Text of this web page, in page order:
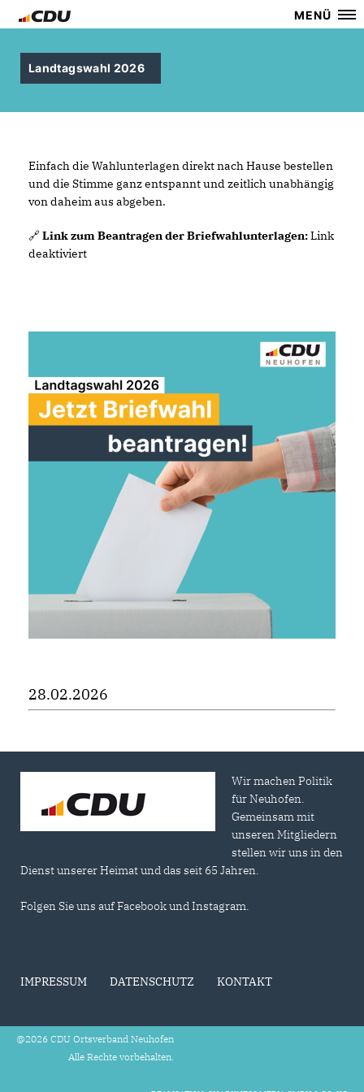
MENÜ
Landtagswahl 2026
Einfach die Wahlunterlagen direkt nach Hause bestellen
und die Stimme ganz entspannt und zeitlich unabhängig
von daheim aus abgeben.
🔗Link zum Beantragen der Briefwahlunterlagen:Link
deaktiviert
28.02.2026
Wir machen Politik
für Neuhofen.
Gemeinsam mit
unseren Mitgliedern
stellen wir uns in den
Dienst unserer Heimat und das seit 65 Jahren.
Folgen Sie uns auf Facebook und Instagram.
IMPRESSUM DATENSCHUTZ KONTAKT
@2026 CDU Ortsverband Neuhofen
Alle Rechte vorbehalten.